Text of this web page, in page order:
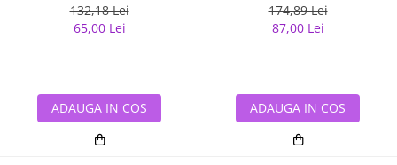
132,18 Lei
65,00 Lei
ADAUGA IN COS
174,89 Lei
87,00 Lei
ADAUGA IN COS